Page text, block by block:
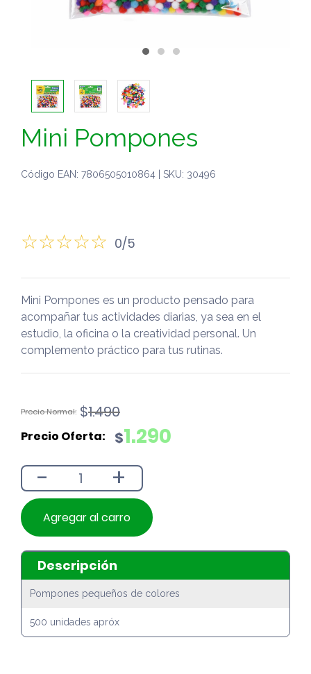
Mini Pompones
Código EAN: 7806505010864 | SKU: 30496
0/5
Mini Pompones es un producto pensado para
acompañar tus actividades diarias, ya sea en el
estudio, la oficina o la creatividad personal. Un
complemento práctico para tus rutinas.
$1.490
El
original
$1.490.
$1.290
El
actual
$1.290.
- +
Agregar al carro
Descripción
Pompones pequeños de colores
500 unidades apróx